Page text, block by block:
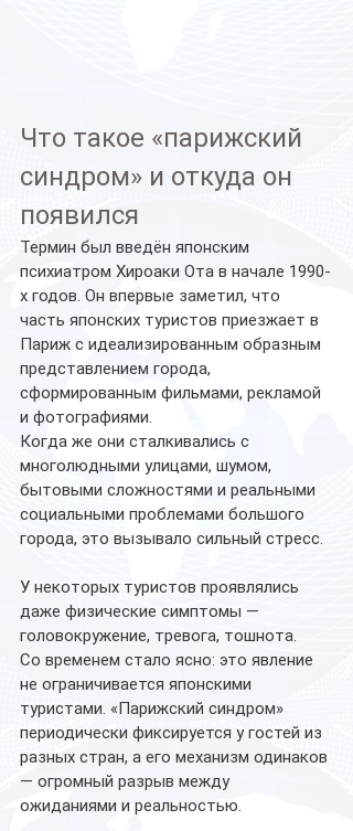
Что такое «парижский
синдром» и откуда он
появился
Термин был введён японским
психиатром Хироаки Ота в начале 1990-
х годов. Он впервые заметил, что
часть японских туристов приезжает в
Париж с идеализированным образным
представлением города,
сформированным фильмами, рекламой
и фотографиями.
Когда же они сталкивались с
многолюдными улицами, шумом,
бытовыми сложностями и реальными
социальными проблемами большого
города, это вызывало сильный стресс.
У некоторых туристов проявлялись
даже физические симптомы —
головокружение, тревога, тошнота.
Со временем стало ясно: это явление
не ограничивается японскими
туристами. «Парижский синдром»
периодически фиксируется у гостей из
разных стран, а его механизм одинаков
— огромный разрыв между
ожиданиями и реальностью.